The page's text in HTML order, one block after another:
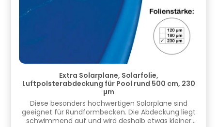
Extra Solarplane, Solarfolie,
Luftpolsterabdeckung für Pool rund 500 cm, 230
µm
Diese besonders hochwertigen Solarplane sind
geeignet für Rundformbecken. Die Abdeckung liegt
schwimmend auf und wird deshalb etwas kleiner